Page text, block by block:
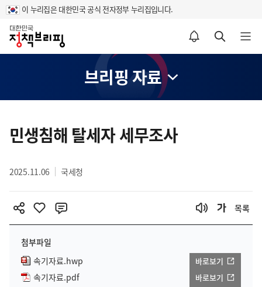
이 누리집은 대한민국 공식 전자정부 누리집입니다.
홈
알림설정 바로가기 검색 바로가기 메뉴 열기
브리핑 자료
텐
츠
역
민생침해 탈세자 세무조사
2025.11.06 국세청
목록
첨부파일
속기자료.hwp
바로보기
속기자료.pdf 바로보기